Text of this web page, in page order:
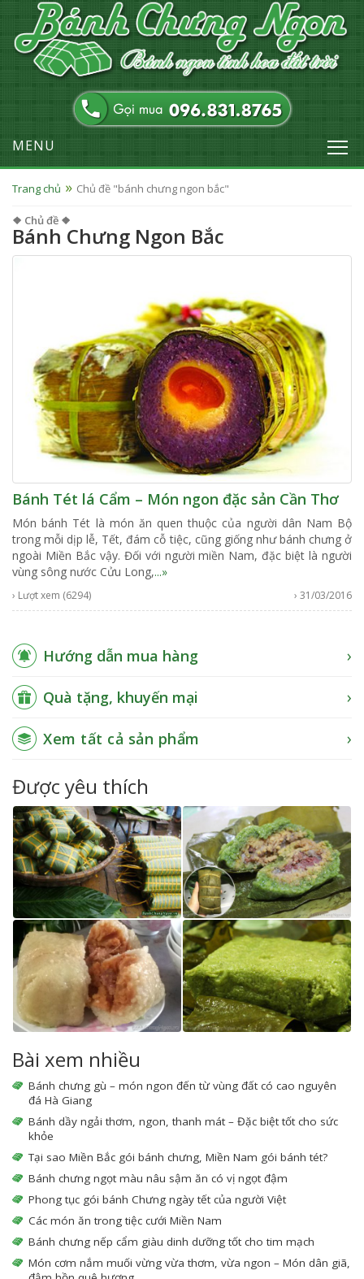
MENU
Trang chủ Chủ đề "bánh chưng ngon bắc"
❖ Chủ đề ❖
Bánh Chưng Ngon Bắc
Bánh Tét lá Cẩm – Món ngon đặc sản Cần Thơ
Món bánh Tét là món ăn quen thuộc của người dân Nam Bộ
trong mỗi dịp lễ, Tết, đám cỗ tiệc, cũng giống như bánh chưng ở
ngoài Miền Bắc vậy. Đối với người miền Nam, đặc biệt là người
vùng sông nước Cửu Long,...»
› Lượt xem (6294) › 31/03/2016
Hướng dẫn mua hàng
Quà tặng, khuyến mại
Xem tất cả sản phẩm
Được yêu thích
Bài xem nhiều
Bánh chưng gù – món ngon đến từ vùng đất có cao nguyên
đá Hà Giang
Bánh dầy ngải thơm, ngon, thanh mát – Đặc biệt tốt cho sức
khỏe
Tại sao Miền Bắc gói bánh chưng, Miền Nam gói bánh tét?
Bánh chưng ngọt màu nâu sậm ăn có vị ngọt đậm
Phong tục gói bánh Chưng ngày tết của người Việt
Các món ăn trong tiệc cưới Miền Nam
Bánh chưng nếp cẩm giàu dinh dưỡng tốt cho tim mạch
Món cơm nắm muối vừng vừa thơm, vừa ngon – Món dân giã,